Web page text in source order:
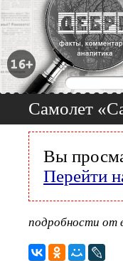
Самолет
Вы
Перейти
подробности от